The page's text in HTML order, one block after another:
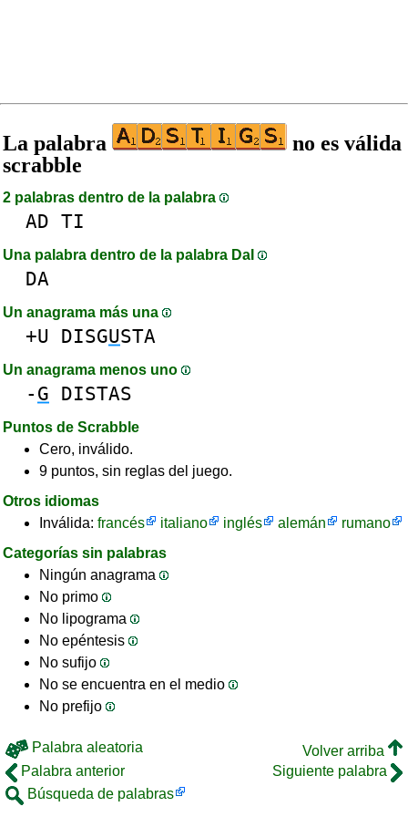
La palabra
no es válida
scrabble
2 palabras dentro de la palabra
AD TI
Una palabra dentro de la palabra DaI
DA
Un anagrama más una
+U DISGUSTA
Un anagrama menos uno
- G DISTAS
Puntos de Scrabble
Cero, inválido.
9 puntos, sin reglas del juego.
Otros idiomas
Inválida: francés italiano inglés alemán
rumano
Categorías sin palabras
Ningún anagrama
No primo
No lipograma
No epéntesis
No sufijo
No se encuentra en el medio
No prefijo
Palabra aleatoria
Volver arriba
Palabra anterior
Siguiente palabra
Búsqueda de palabras